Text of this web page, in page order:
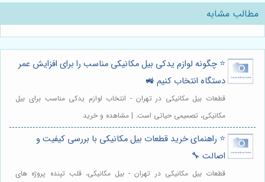
مطالب مشابه
⭐️ چگونه لوازم یدکی بیل مکانیکی مناسب را برای افزایش عمر
دستگاه انتخاب کنیم 🚜
قطعات بیل مکانیکی در تهران - انتخاب لوازم یدکی مناسب برای بیل
مکانیکی، تصمیمی حیاتی است. | مشاهده و خرید
⭐️ راهنمای خرید قطعات بیل مکانیکی با بررسی کیفیت و
اصالت 🔧
قطعات بیل مکانیکی در تهران - بیل مکانیکی، قلب تپنده پروژه های